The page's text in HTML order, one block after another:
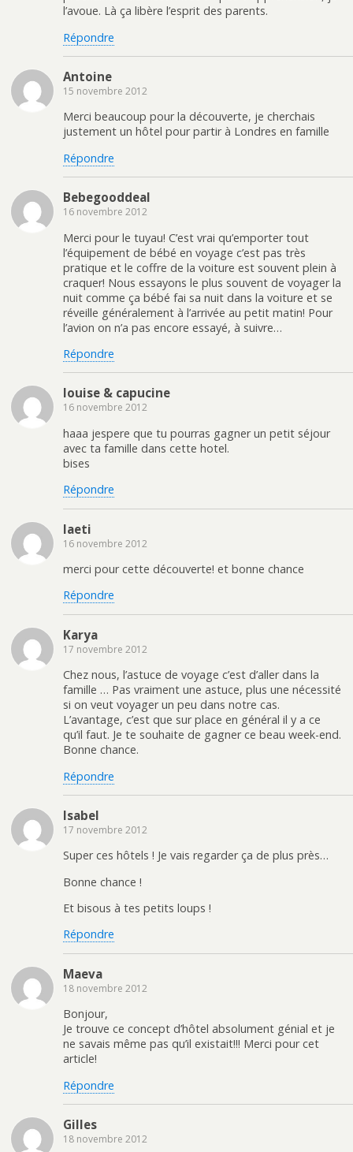
l’avoue. Là ça libère l’esprit des parents.
Répondre
Antoine
15 novembre 2012
Merci beaucoup pour la découverte, je cherchais
justement un hôtel pour partir à Londres en famille
Répondre
Bebegooddeal
16 novembre 2012
Merci pour le tuyau! C’est vrai qu’emporter tout
l’équipement de bébé en voyage c’est pas très
pratique et le coffre de la voiture est souvent plein à
craquer! Nous essayons le plus souvent de voyager la
nuit comme ça bébé fai sa nuit dans la voiture et se
réveille généralement à l’arrivée au petit matin! Pour
l’avion on n’a pas encore essayé, à suivre…
Répondre
louise & capucine
16 novembre 2012
haaa jespere que tu pourras gagner un petit séjour
avec ta famille dans cette hotel.
bises
Répondre
laeti
16 novembre 2012
merci pour cette découverte! et bonne chance
Répondre
Karya
17 novembre 2012
Chez nous, l’astuce de voyage c’est d’aller dans la
famille … Pas vraiment une astuce, plus une nécessité
si on veut voyager un peu dans notre cas.
L’avantage, c’est que sur place en général il y a ce
qu’il faut. Je te souhaite de gagner ce beau week-end.
Bonne chance.
Répondre
Isabel
17 novembre 2012
Super ces hôtels ! Je vais regarder ça de plus près…
Bonne chance !
Et bisous à tes petits loups !
Répondre
Maeva
18 novembre 2012
Bonjour,
Je trouve ce concept d’hôtel absolument génial et je
ne savais même pas qu’il existait!!! Merci pour cet
article!
Répondre
Gilles
18 novembre 2012